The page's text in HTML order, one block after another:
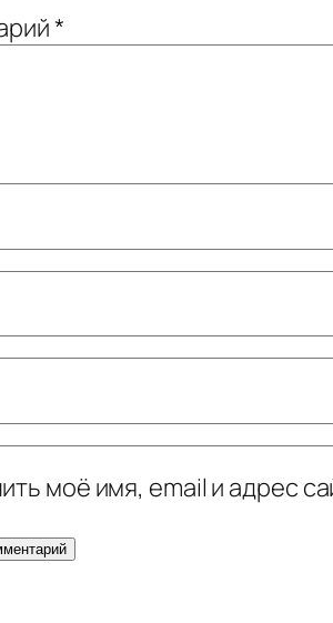
*
моё имя, email и адрес